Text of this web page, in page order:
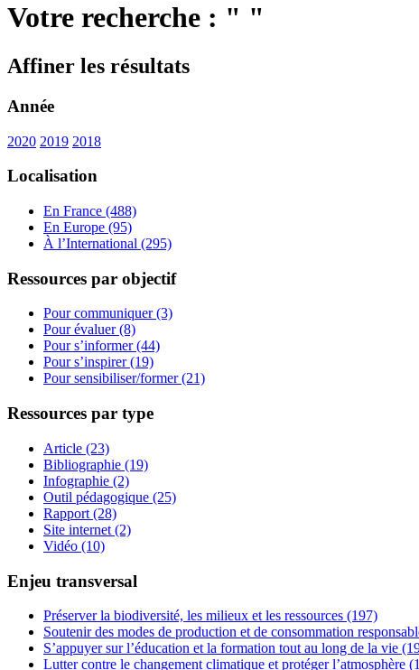
Votre recherche : " "
Affiner les résultats
Année
2020 2019 2018
Localisation
En France (488)
En Europe (95)
À l’International (295)
Ressources par objectif
Pour communiquer (3)
Pour évaluer (8)
Pour s’informer (44)
Pour s’inspirer (19)
Pour sensibiliser/former (21)
Ressources par type
Article (23)
Bibliographie (19)
Infographie (2)
Outil pédagogique (25)
Rapport (28)
Site internet (2)
Vidéo (10)
Enjeu transversal
Préserver la biodiversité, les milieux et les ressources (197)
Soutenir des modes de production et de consommation
S’appuyer sur l’éducation et la formation tout au long de la vie
Lutter contre le changement climatique et protéger l’atmosphère